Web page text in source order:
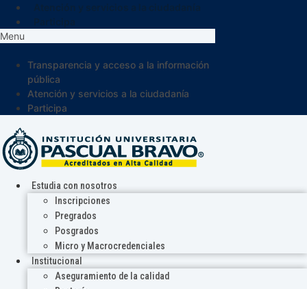
Menu
Transparencia y acceso a la información
pública
Atención y servicios a la ciudadanía
Participa
Estudia con nosotros
Inscripciones
Pregrados
Posgrados
Micro y Macrocredenciales
Institucional
Aseguramiento de la calidad